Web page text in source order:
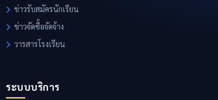
ข่าวรับสมัครนักเรียน
ข่าวจัดซื้อจัดจ้าง
วารสารโรงเรียน
ระบบบริการ